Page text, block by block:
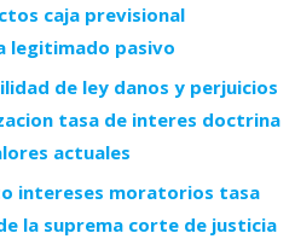
caja previsional
legitimado pasivo
de ley danos y perjuicios
tasa de interes doctrina
actuales
intereses moratorios tasa
la suprema corte de justicia